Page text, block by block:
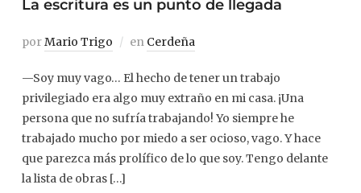
La escritura es un punto de llegada
porMario Trigo en Cerdeña
—Soy muy vago… El hecho de tener un trabajo
privilegiado era algo muy extraño en mi casa. ¡Una
persona que no sufría trabajando! Yo siempre he
trabajado mucho por miedo a ser ocioso, vago. Y hace
que parezca más prolífico de lo que soy. Tengo delante
la lista de obras […]